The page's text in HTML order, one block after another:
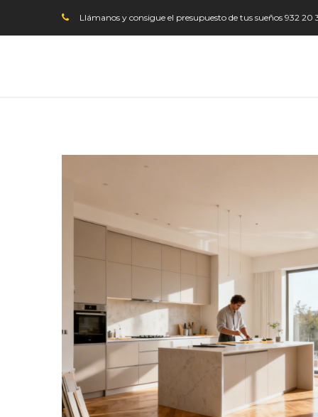
Llámanos y consigue el presupuesto de tus sueños 932 20